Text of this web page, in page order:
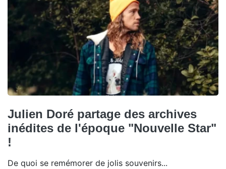
Julien Doré partage des archives
inédites de l'époque "Nouvelle Star"
!
De quoi se remémorer de jolis souvenirs...